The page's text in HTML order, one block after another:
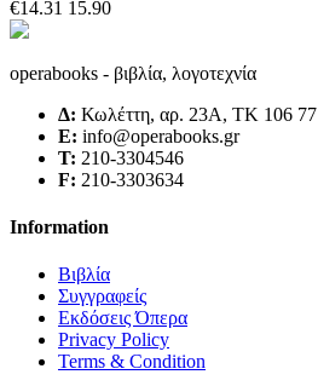
€14.31 15.90
operabooks - βιβλία, λογοτεχνία
Δ: Κωλέττη, αρ. 23Α, ΤΚ 106 77
E: info@operabooks.gr
Τ: 210-3304546
F: 210-3303634
Information
Βιβλία
Συγγραφείς
Εκδόσεις Όπερα
Privacy Policy
Terms & Condition